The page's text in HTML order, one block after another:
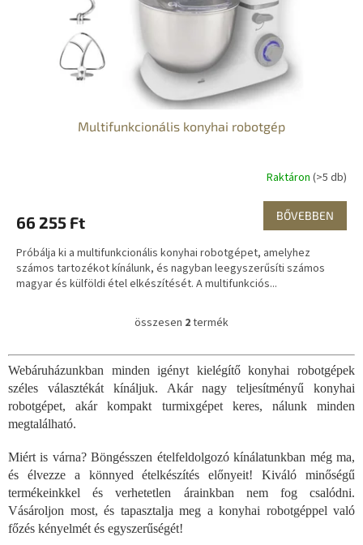
Multifunkcionális konyhai robotgép
Raktáron (>5 db)
66 255 Ft BŐVEBBEN
Próbálja ki a multifunkcionális konyhai robotgépet, amelyhez
számos tartozékot kínálunk, és nagyban leegyszerűsíti számos
magyar és külföldi étel elkészítését. A multifunkciós...
L
s
t
a
i
n
y
í
t
á
s
összesen 2termék
Webáruházunkban minden igényt kielégítő konyhai robotgépek
széles választékát kínáljuk. Akár nagy teljesítményű konyhai
robotgépet, akár kompakt turmixgépet keres, nálunk minden
megtalálható.
Miért is várna? Böngésszen ételfeldolgozó kínálatunkban még ma,
és élvezze a könnyed ételkészítés előnyeit! Kiváló minőségű
termékeinkkel és verhetetlen árainkban nem fog csalódni.
Vásároljon most, és tapasztalja meg a konyhai robotgéppel való
főzés kényelmét és egyszerűségét!